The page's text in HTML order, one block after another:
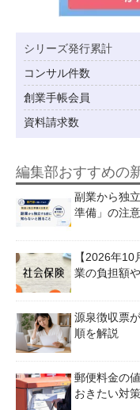
シリーズ発行累計
コンサル件数
創業手帳会員
資料請求数
編集部おすすめの
副業から独
準備」の注
【2026年
業の負担額
源泉徴収票
順を解説
郵便料金の
おきたい対